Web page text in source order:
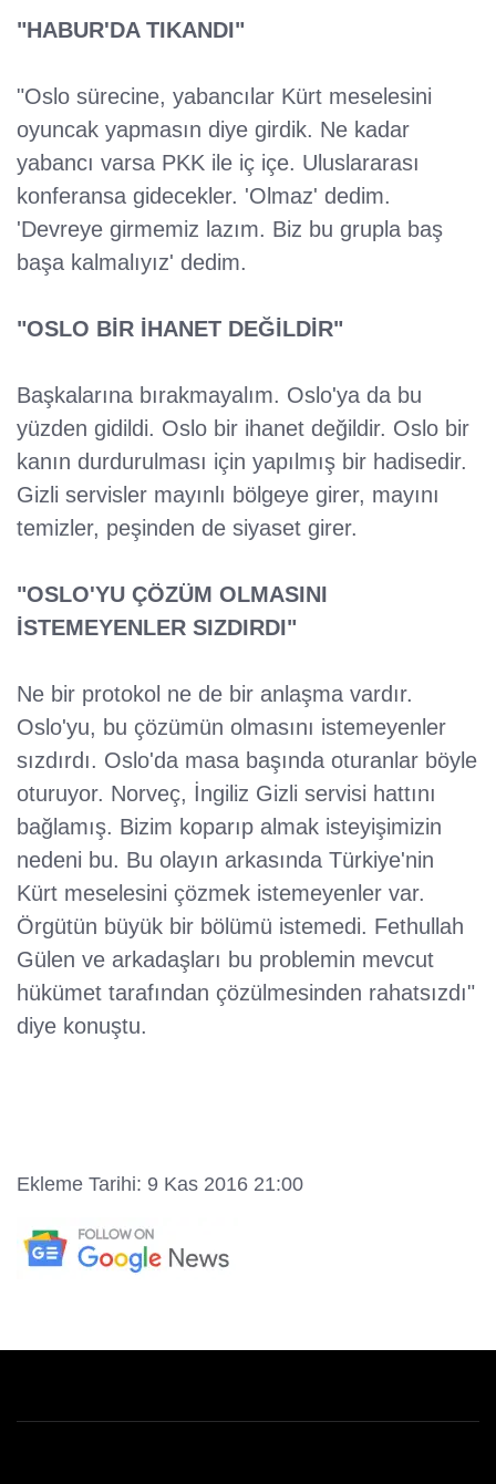
"HABUR'DA TIKANDI"
"Oslo sürecine, yabancılar Kürt meselesini
oyuncak yapmasın diye girdik. Ne kadar
yabancı varsa PKK ile iç içe. Uluslararası
konferansa gidecekler. 'Olmaz' dedim.
'Devreye girmemiz lazım. Biz bu grupla baş
başa kalmalıyız' dedim.
"OSLO BİR İHANET DEĞİLDİR"
Başkalarına bırakmayalım. Oslo'ya da bu
yüzden gidildi. Oslo bir ihanet değildir. Oslo bir
kanın durdurulması için yapılmış bir hadisedir.
Gizli servisler mayınlı bölgeye girer, mayını
temizler, peşinden de siyaset girer.
"OSLO'YU ÇÖZÜM OLMASINI
İSTEMEYENLER SIZDIRDI"
Ne bir protokol ne de bir anlaşma vardır.
Oslo'yu, bu çözümün olmasını istemeyenler
sızdırdı. Oslo'da masa başında oturanlar böyle
oturuyor. Norveç, İngiliz Gizli servisi hattını
bağlamış. Bizim koparıp almak isteyişimizin
nedeni bu. Bu olayın arkasında Türkiye'nin
Kürt meselesini çözmek istemeyenler var.
Örgütün büyük bir bölümü istemedi. Fethullah
Gülen ve arkadaşları bu problemin mevcut
hükümet tarafından çözülmesinden rahatsızdı"
diye konuştu.
Ekleme Tarihi: 9 Kas 2016 21:00